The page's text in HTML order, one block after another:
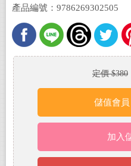
產品編號：9786269302505
定價 $380
儲值會
加入